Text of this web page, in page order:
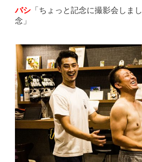
バシ 「ちょっと記念に撮影会しま
念」